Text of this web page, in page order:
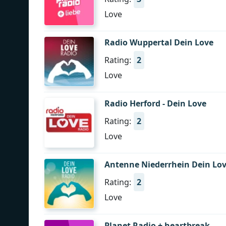
Love
Radio Wuppertal Dein Love
Rating: 2
Love
Radio Herford - Dein Love
Rating: 2
Love
Antenne Niederrhein Dein
Rating: 2
Love